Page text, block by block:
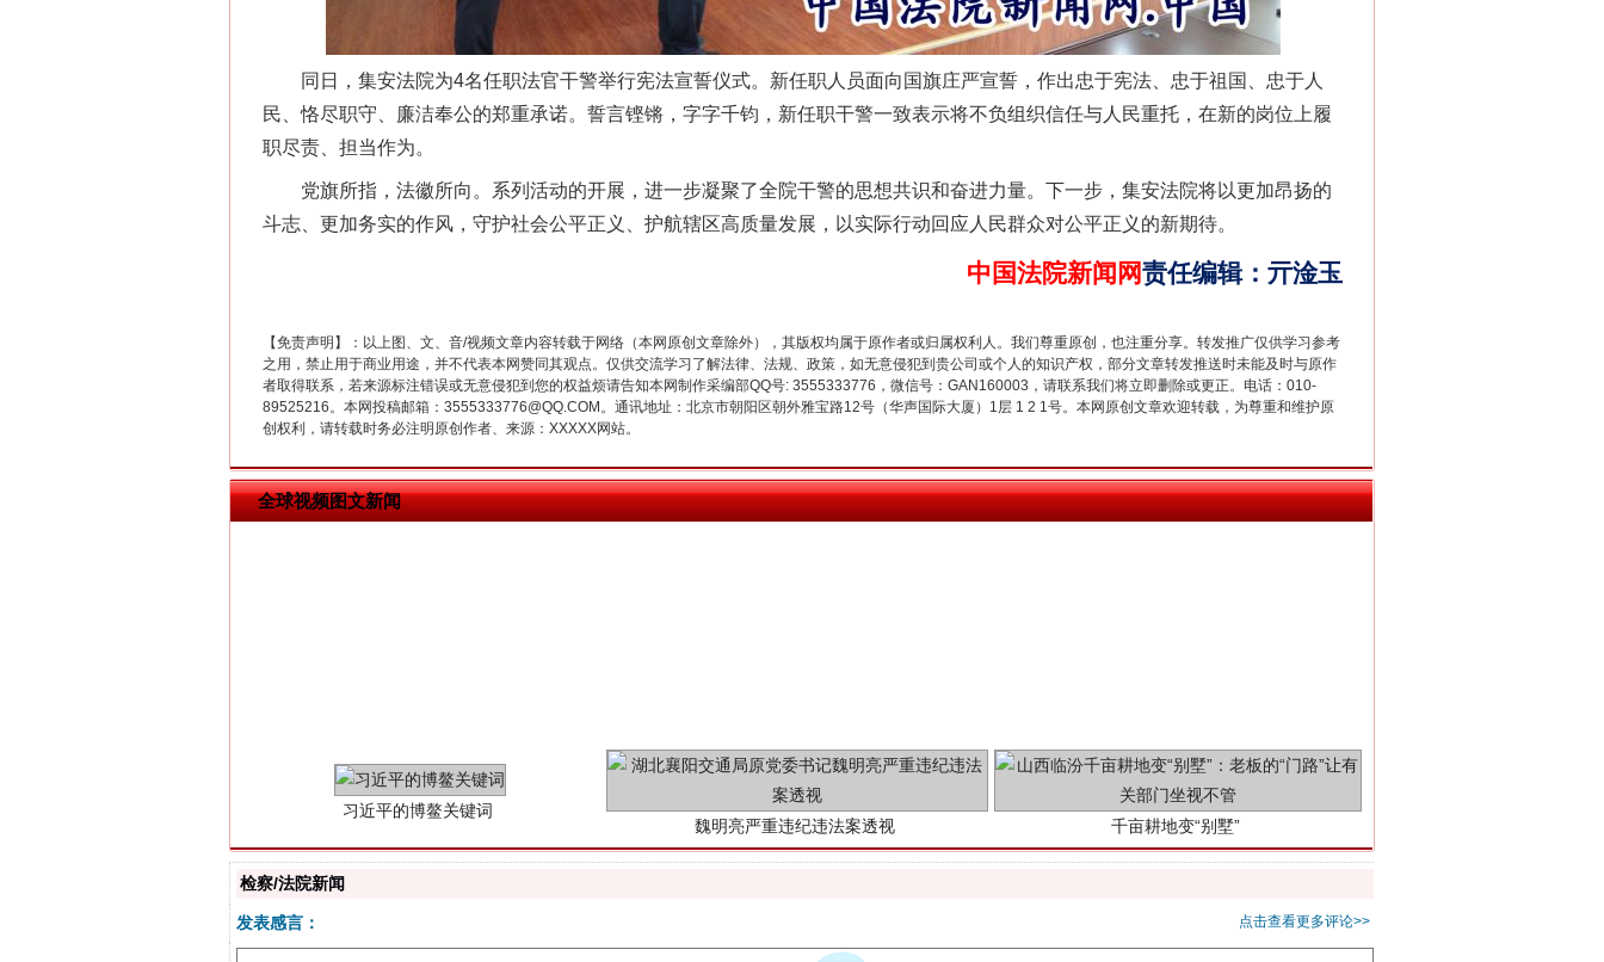
同日，集安法院为4名任职法官干警举行宪法宣誓仪式。新任职人员面向国旗庄严宣誓，作出忠于宪法、忠于祖国、忠于人
民、恪尽职守、廉洁奉公的郑重承诺。誓言铿锵，字字千钧，新任职干警一致表示将不负组织信任与人民重托，在新的岗位上履
职尽责、担当作为。
党旗所指，法徽所向。系列活动的开展，进一步凝聚了全院干警的思想共识和奋进力量。下一步，集安法院将以更加昂扬的
斗志、更加务实的作风，守护社会公平正义、护航辖区高质量发展，以实际行动回应人民群众对公平正义的新期待。
中国法院新闻网责任编辑： 亓淦玉
【免责声明】：以上图、文、音/视频文章内容转载于网络（本网原创文章除外），其版权均属于原作者或归属权利人。我们尊重原创，也注重分享。转发推广仅供学习参考
之用，禁止用于商业用途，并不代表本网赞同其观点。仅供交流学习了解法律、法规、政策，如无意侵犯到贵公司或个人的知识产权，部分文章转发推送时未能及时与原作
者取得联系，若来源标注错误或无意侵犯到您的权益烦请告知本网制作采编部QQ号: 3555333776，微信号：GAN160003，请联系我们将立即删除或更正。电话：010-
89525216。本网投稿邮箱：3555333776@QQ.COM。通讯地址：北京市朝阳区朝外雅宝路12号（华声国际大厦）1层 1 2 1号。本网原创文章欢迎转载，为尊重和维护原
创权利，请转载时务必注明原创作者、来源：XXXXX网站。
全球视频图文新闻
生物安全法正式实施 别拿“量子”当幌子
检察/法院新闻
点击查看更多评论>>
发表感言：